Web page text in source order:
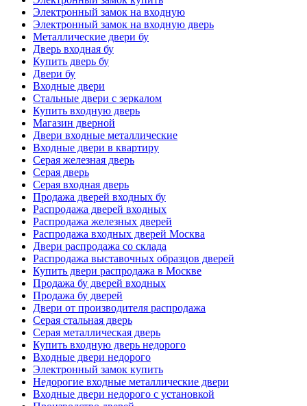
Электронный замок на входную
Электронный замок на входную дверь
Металлические двери бу
Дверь входная бу
Купить дверь бу
Двери бу
Входные двери
Стальные двери с зеркалом
Купить входную дверь
Магазин дверной
Двери входные металлические
Входные двери в квартиру
Серая железная дверь
Серая дверь
Серая входная дверь
Продажа дверей входных бу
Распродажа дверей входных
Распродажа железных дверей
Распродажа входных дверей Москва
Двери распродажа со склада
Распродажа выставочных образцов дверей
Купить двери распродажа в Москве
Продажа бу дверей входных
Продажа бу дверей
Двери от производителя распродажа
Серая стальная дверь
Серая металлическая дверь
Купить входную дверь недорого
Входные двери недорого
Электронный замок купить
Недорогие входные металлические двери
Входные двери недорого с установкой